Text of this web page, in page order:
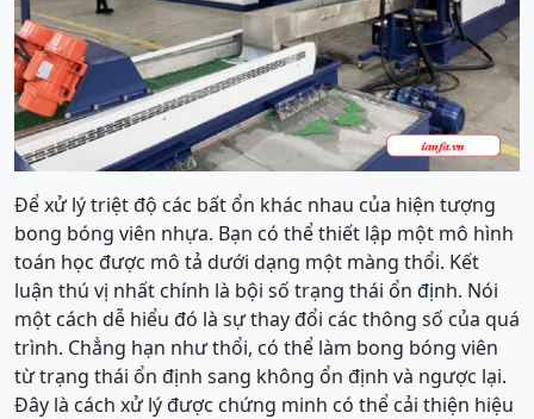
Để xử lý triệt độ các bất ổn khác nhau của hiện tượng
bong bóng viên nhựa. Bạn có thể thiết lập một mô hình
toán học được mô tả dưới dạng một màng thổi. Kết
luận thú vị nhất chính là bội số trạng thái ổn định. Nói
một cách dễ hiểu đó là sự thay đổi các thông số của quá
trình. Chẳng hạn như thổi, có thể làm bong bóng viên
từ trạng thái ổn định sang không ổn định và ngược lại.
Đây là cách xử lý được chứng minh có thể cải thiện hiệu